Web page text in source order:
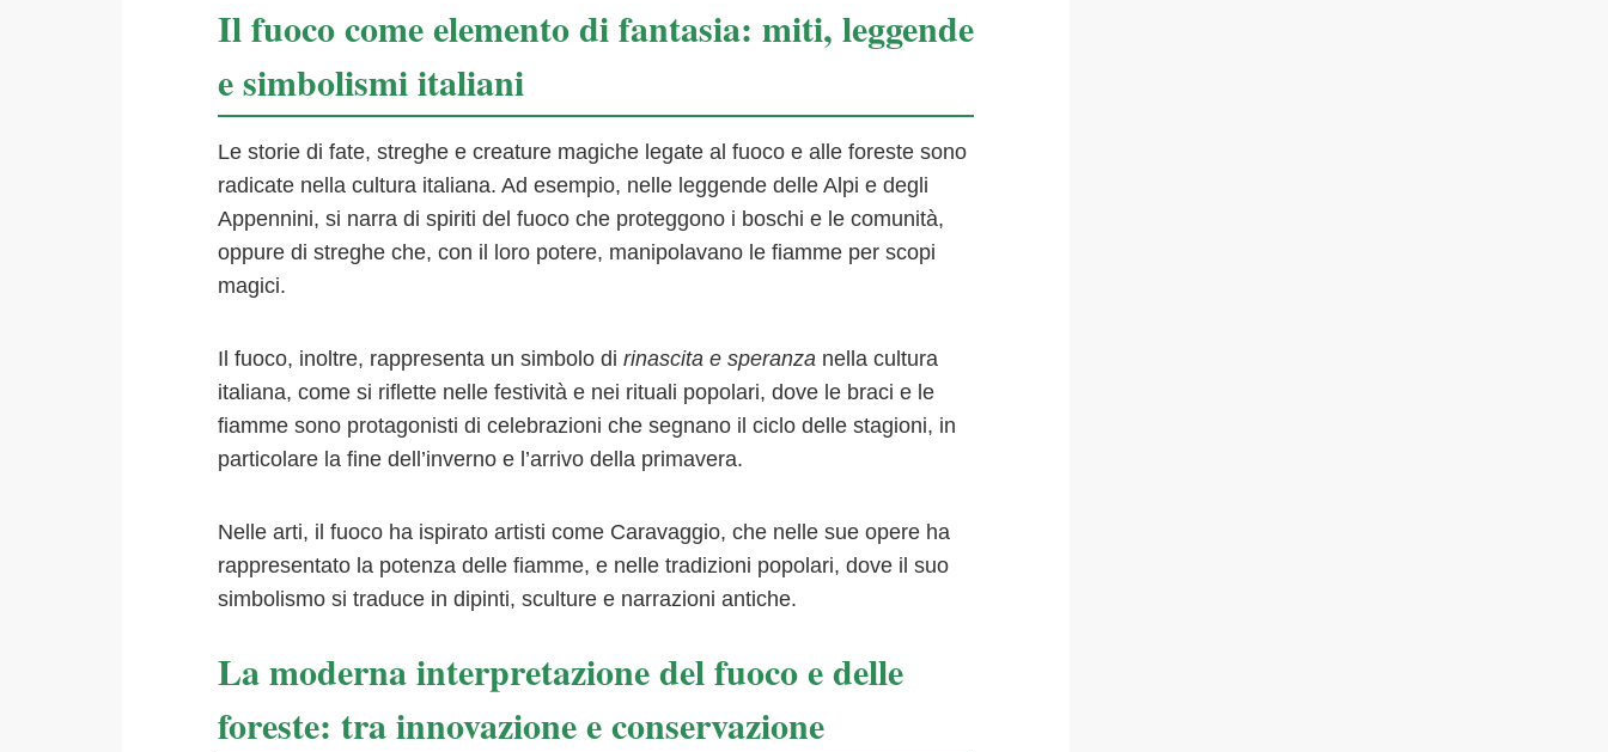
Il fuoco come elemento di fantasia: miti, leggende
e simbolismi italiani
Le storie di fate, streghe e creature magiche legate al fuoco e alle foreste sono
radicate nella cultura italiana. Ad esempio, nelle leggende delle Alpi e degli
Appennini, si narra di spiriti del fuoco che proteggono i boschi e le comunità,
oppure di streghe che, con il loro potere, manipolavano le fiamme per scopi
magici.
Il fuoco, inoltre, rappresenta un simbolo di rinascita e speranza nella cultura
italiana, come si riflette nelle festività e nei rituali popolari, dove le braci e le
fiamme sono protagonisti di celebrazioni che segnano il ciclo delle stagioni, in
particolare la fine dell’inverno e l’arrivo della primavera.
Nelle arti, il fuoco ha ispirato artisti come Caravaggio, che nelle sue opere ha
rappresentato la potenza delle fiamme, e nelle tradizioni popolari, dove il suo
simbolismo si traduce in dipinti, sculture e narrazioni antiche.
La moderna interpretazione del fuoco e delle
foreste: tra innovazione e conservazione